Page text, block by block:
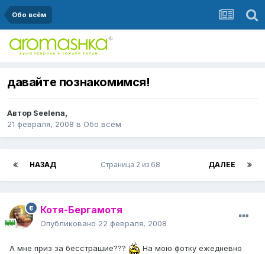
Обо всём
давайте познакомимся!
Автор Seelena,
21 февраля, 2008 в Обо всём
НАЗАД ДАЛЕЕ
Страница 2 из 68
Котя-Бергамотя
Опубликовано 22 февраля, 2008
А мне приз за бесстрашие???
На мою фотку ежедневно